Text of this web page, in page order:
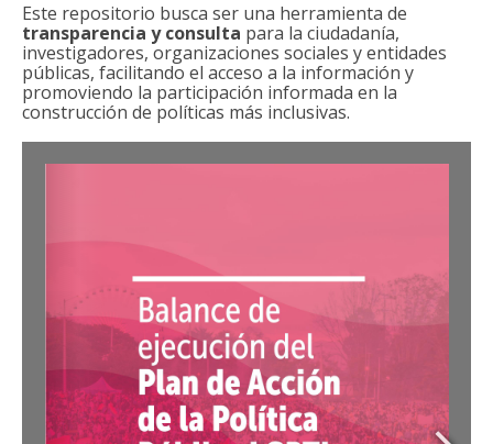
2025
PLAN DE ACCIÓN
DOCUMENTO COMPLETO
PRESENTACIÓN
MANUAL DE MARCA
NOTICIAS
DOCUMENTOS
GALERÍA
Este repositorio busca ser una herramienta de
transparencia y consulta para la ciudadanía,
investigadores, organizaciones sociales y entidades
públicas, facilitando el acceso a la información y
promoviendo la participación informada en la
construcción de políticas más inclusivas.